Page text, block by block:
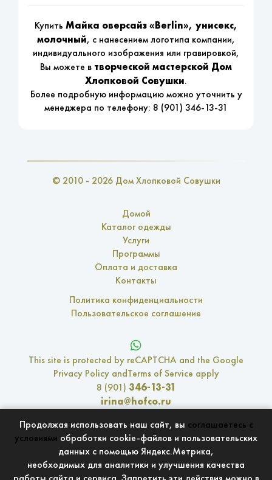
Купить Майка оверсайз «Berlin», унисекс,
молочный, с нанесением логотипа компании,
индивидуального изображения или гравировкой,
Вы можете в творческой мастерской Дом
Хлопковой Совушки.
Более подробную информацию можно уточнить у
менеджера по телефону: 8 (901) 346-13-31
© 2010 - 2026 Дом Хлопковой Совушки
Домой
Каталог одежды
Услуги
Программы
Оплата и доставка
Контакты
Политика конфиденциальности
Пользовательское соглашение
This site is protected by reCAPTCHA and the Google
Privacy PolicyandTerms of Service apply
8 (901) 346-13-31
irina@hofco.ru
г. Москва, улица Свободы, 35, стр. 43
Дом Хлопковой Совушки входит вNC9 Group
Продолжая использовать наш сайт, вы соглашаетесь с
условиями обработки cookie-файлов и пользовательских
данных с помощью Яндекс.Метрика,
необходимых для аналитики и улучшения качества